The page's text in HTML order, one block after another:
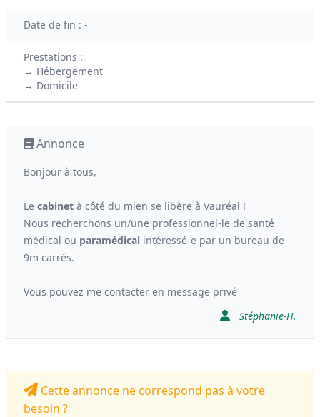
Date de fin : -
Prestations :
→ Hébergement
→ Domicile
Annonce
Bonjour à tous,
Le cabinet à côté du mien se libère à Vauréal !
Nous recherchons un/une professionnel-le de santé
médical ou paramédical intéressé-e par un bureau de
9m carrés.
Vous pouvez me contacter en message privé
Stéphanie-H.
Cette annonce ne correspond pas à votre
besoin ?